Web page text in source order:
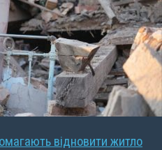
відновити житло